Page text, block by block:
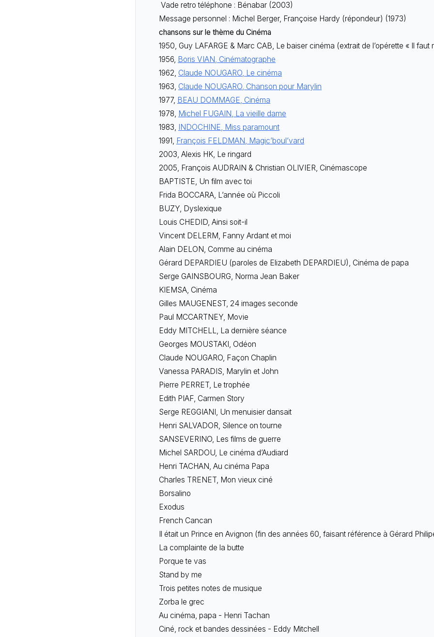
Vade retro téléphone : Bénabar (2003)
Message personnel : Michel Berger, Françoise Hardy (répondeur) (1973)
chansons sur le thème du Cinéma
1950, Guy LAFARGE & Marc CAB, Le baiser cinéma (extrait de l’opérette « Il faut
1956, Boris VIAN, Cinématographe
1962, Claude NOUGARO, Le cinéma
1963, Claude NOUGARO, Chanson pour Marylin
1977, BEAU DOMMAGE, Cinéma
1978, Michel FUGAIN, La vieille dame
1983,
INDOCHINE, Miss paramount
1991, François FELDMAN, Magic’boul’vard
2003, Alexis HK, Le ringard
2005, François AUDRAIN & Christian OLIVIER, Cinémascope
BAPTISTE, Un film avec toi
Frida BOCCARA, L’année où Piccoli
BUZY, Dyslexique
Louis CHEDID, Ainsi soit-il
Vincent DELERM, Fanny Ardant et moi
Alain DELON, Comme au cinéma
Gérard DEPARDIEU (paroles de Elizabeth DEPARDIEU), Cinéma de papa
Serge GAINSBOURG, Norma Jean Baker
KIEMSA, Cinéma
Gilles MAUGENEST, 24 images seconde
Paul MCCARTNEY, Movie
Eddy MITCHELL, La dernière séance
Georges MOUSTAKI, Odéon
Claude NOUGARO, Façon Chaplin
Vanessa PARADIS, Marylin et John
Pierre PERRET, Le trophée
Edith PIAF, Carmen Story
Serge REGGIANI, Un menuisier dansait
Henri SALVADOR, Silence on tourne
SANSEVERINO, Les films de guerre
Michel SARDOU, Le cinéma d’Audiard
Henri TACHAN, Au cinéma Papa
Charles TRENET, Mon vieux ciné
Borsalino
Exodus
French Cancan
Il était un Prince en Avignon (fin des années 60, faisant référence à Gérard
La complainte de la butte
Porque te vas
Stand by me
Trois petites notes de musique
Zorba le grec
Au cinéma, papa - Henri Tachan
Ciné, rock et bandes dessinées - Eddy Mitchell